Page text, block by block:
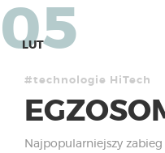
05
LUT
#technologie HiTech
Najpopularniejszy